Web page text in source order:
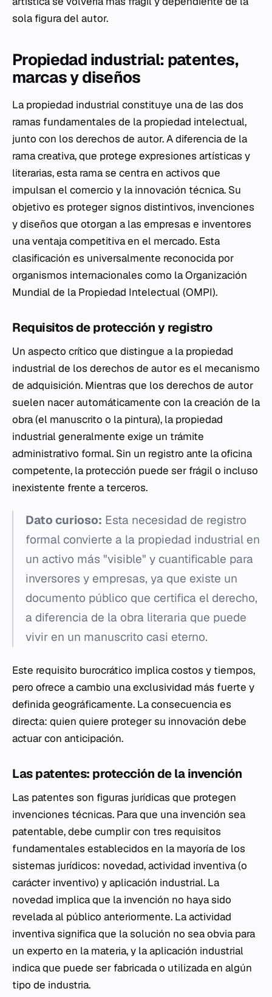
sola figura del autor.
Propiedad industrial: patentes,
marcas y diseños
La propiedad industrial constituye una de las dos
ramas fundamentales de la propiedad intelectual,
junto con los derechos de autor. A diferencia de la
rama creativa, que protege expresiones artísticas y
literarias, esta rama se centra en activos que
impulsan el comercio y la innovación técnica. Su
objetivo es proteger signos distintivos, invenciones
y diseños que otorgan a las empresas e inventores
una ventaja competitiva en el mercado. Esta
clasificación es universalmente reconocida por
organismos internacionales como la Organización
Mundial de la Propiedad Intelectual (OMPI).
Requisitos de protección y registro
Un aspecto crítico que distingue a la propiedad
industrial de los derechos de autor es el mecanismo
de adquisición. Mientras que los derechos de autor
suelen nacer automáticamente con la creación de la
obra (el manuscrito o la pintura), la propiedad
industrial generalmente exige un trámite
administrativo formal. Sin un registro ante la oficina
competente, la protección puede ser frágil o incluso
inexistente frente a terceros.
Dato curioso: Esta necesidad de registro
formal convierte a la propiedad industrial en
un activo más "visible" y cuantificable para
inversores y empresas, ya que existe un
documento público que certifica el derecho,
a diferencia de la obra literaria que puede
vivir en un manuscrito casi eterno.
Este requisito burocrático implica costos y tiempos,
pero ofrece a cambio una exclusividad más fuerte y
definida geográficamente. La consecuencia es
directa: quien quiere proteger su innovación debe
actuar con anticipación.
Las patentes: protección de la invención
Las patentes son figuras jurídicas que protegen
invenciones técnicas. Para que una invención sea
patentable, debe cumplir con tres requisitos
fundamentales establecidos en la mayoría de los
sistemas jurídicos: novedad, actividad inventiva (o
carácter inventivo) y aplicación industrial. La
novedad implica que la invención no haya sido
revelada al público anteriormente. La actividad
inventiva significa que la solución no sea obvia para
un experto en la materia, y la aplicación industrial
indica que puede ser fabricada o utilizada en algún
tipo de industria.